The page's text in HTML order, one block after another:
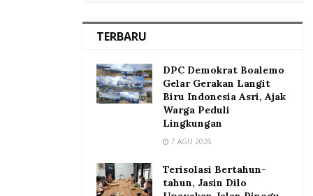
TERBARU
DPC Demokrat Boalemo
Gelar Gerakan Langit
Biru Indonesia Asri, Ajak
Warga Peduli
Lingkungan
7 AGU 2026
Terisolasi Bertahun-
tahun, Jasin Dilo